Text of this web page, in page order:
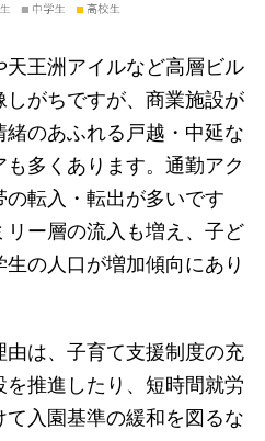
王洲アイルなど高層ビル
がちですが、商業施設が
のあふれる戸越・中延な
多くあります。通勤アク
転入・転出が多いです
ー層の流入も増え、子ど
の人口が増加傾向にあり
は、子育て支援制度の充
推進したり、短時間就労
入園基準の緩和を図るな